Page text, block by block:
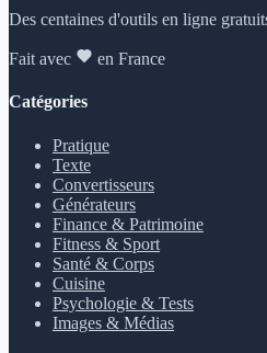
Des centaines d'outils en ligne
Fait avec en France
Catégories
Pratique
Texte
Convertisseurs
Générateurs
Finance & Patrimoine
Fitness & Sport
Santé & Corps
Cuisine
Psychologie & Tests
Images & Médias